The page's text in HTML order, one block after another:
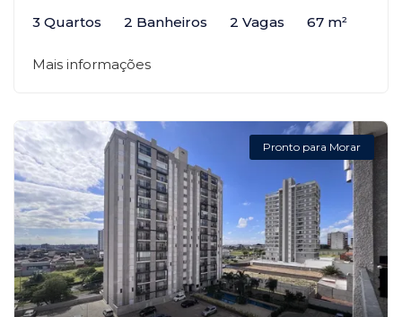
3 Quartos 2 Banheiros 2 Vagas 67 m²
Mais informações
Pronto para Morar